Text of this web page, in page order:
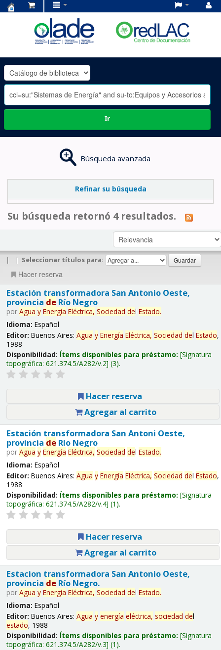
OLADE
-
Ir
Búsqueda avanzada
Refinar su búsqueda
Su búsqueda retornó 4 resultados.
| | Seleccionar títulos para:
Hacer reserva
Estación transformadora San Antonio Oeste,
provincia deRío Negro
por Agua y Energía Eléctrica, Sociedad del Estado.
Idioma: Español
Editor: Buenos Aires: Agua y Energía Eléctrica, Sociedad del Estado,
1988
Disponibilidad: Ítems disponibles para préstamo: Signatura
topográfica: 621.374.5/A282/v.2 (3).
Hacer reserva
Agregar al carrito
Estación transformadora San Antoni Oeste,
provincia deRío Negro
por Agua y Energía Eléctrica, Sociedad del Estado.
Idioma: Español
Editor: Buenos Aires: Agua y Energía Eléctrica, Sociedad del Estado,
1988
Disponibilidad: Ítems disponibles para préstamo: Signatura
topográfica: 621.374.5/A282/v.4 (1).
Hacer reserva
Agregar al carrito
Estacion transformadora San Antonio Oeste,
provincia deRío Negro.
por Agua y Energía Eléctrica, Sociedad del Estado.
Idioma: Español
Editor: Buenos Aires: Agua y energía eléctrica, sociedad del
estado, 1988
Disponibilidad: Ítems disponibles para préstamo: Signatura
topográfica: 621.374.5/A282/v.3 (1).